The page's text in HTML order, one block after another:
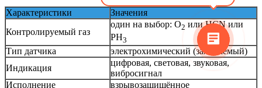
Характеристики
Значения
Контролируемый газ
один на выбор: O2 или HCN или
PH3
Тип датчика
электрохимический (заменяемый)
Индикация
цифровая, световая, звуковая,
вибросигнал
Исполнение
взрывозащищённое